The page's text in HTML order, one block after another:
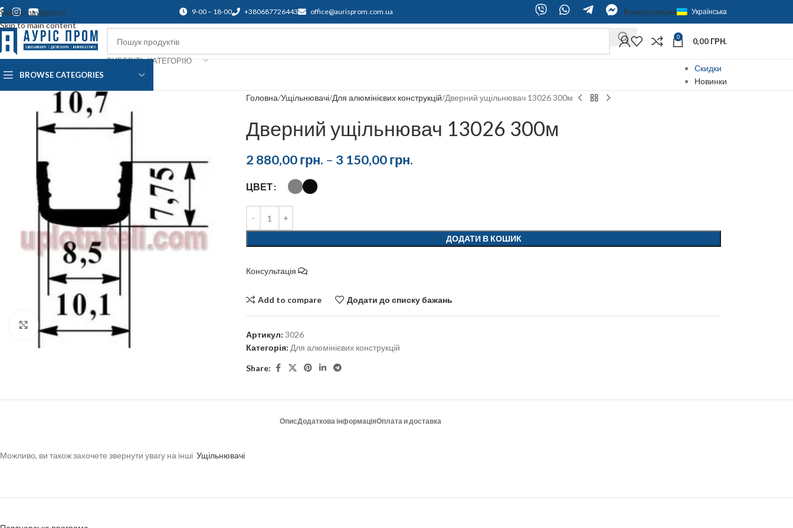
Skip to navigation
Skip to main content
9-00 – 18-00 +380687726443 office@aurisprom.com.ua Консультация Українська
ВИБЕРІТЬ КАТЕГОРІЮ
0 0,00ГРН.
BROWSE CATEGORIES
Скидки
Новинки
Click to enlarge
Головна Ущільнювачі Для алюмінієвих конструкцій Дверний ущільнювач 13026 300м
Дверний ущільнювач 13026 300м
2 880,00грн. – 3 150,00грн.
ЦВЕТ
ДОДАТИ В КОШИК
Консультація
Add to compare Додати до списку бажань
Артикул:3026
Категорія: Для алюмінієвих конструкцій
Share:
ОписДодаткова інформаціяОплата и доставка
Можливо, ви також захочете звернути увагу на інші Ущільнювачі